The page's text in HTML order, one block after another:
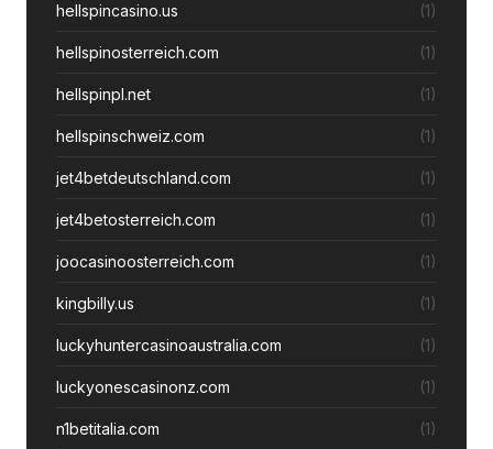
hellspincasino.us (1)
hellspinosterreich.com (1)
hellspinpl.net (1)
hellspinschweiz.com (1)
jet4betdeutschland.com (1)
jet4betosterreich.com (1)
joocasinoosterreich.com (1)
kingbilly.us (1)
luckyhuntercasinoaustralia.com (1)
luckyonescasinonz.com (1)
n1betitalia.com (1)